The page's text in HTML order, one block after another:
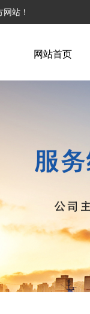
站！
网站首页